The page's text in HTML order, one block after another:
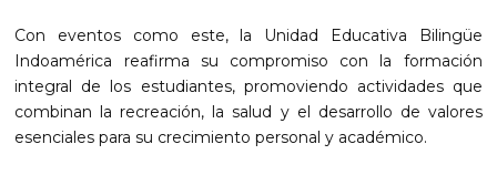
Con eventos como este, la Unidad Educativa Bilingüe
Indoamérica reafirma su compromiso con la formación
integral de los estudiantes, promoviendo actividades que
combinan la recreación, la salud y el desarrollo de valores
esenciales para su crecimiento personal y académico.